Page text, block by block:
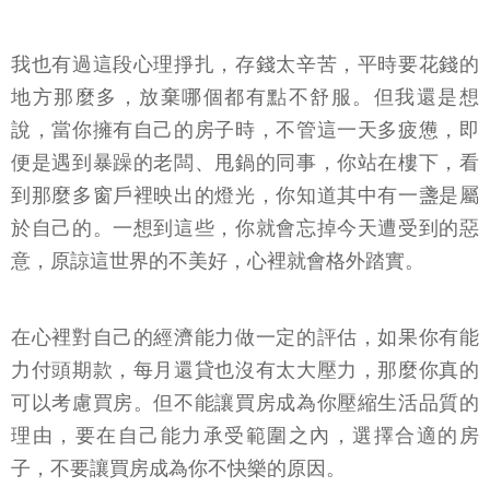
我也有過這段心理掙扎，存錢太辛苦，平時要花錢的
地方那麼多，放棄哪個都有點不舒服。但我還是想
說，當你擁有自己的房子時，不管這一天多疲憊，即
便是遇到暴躁的老闆、甩鍋的同事，你站在樓下，看
到那麼多窗戶裡映出的燈光，你知道其中有一盞是屬
於自己的。一想到這些，你就會忘掉今天遭受到的惡
意，原諒這世界的不美好，心裡就會格外踏實。
在心裡對自己的經濟能力做一定的評估，如果你有能
力付頭期款，每月還貸也沒有太大壓力，那麼你真的
可以考慮買房。但不能讓買房成為你壓縮生活品質的
理由，要在自己能力承受範圍之內，選擇合適的房
子，不要讓買房成為你不快樂的原因。